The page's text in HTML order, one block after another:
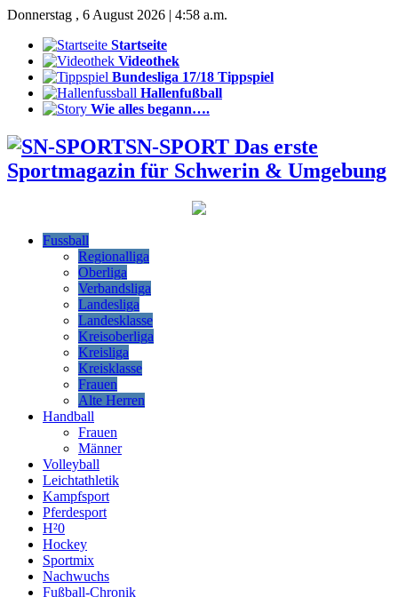
Donnerstag , 6 August 2026 | 4:58 a.m.
Startseite
Videothek
Bundesliga 17/18 Tippspiel
Hallenfußball
Wie alles begann….
SN-SPORT Das erste
Sportmagazin für Schwerin & Umgebung
Fussball
Regionalliga
Oberliga
Verbandsliga
Landesliga
Landesklasse
Kreisoberliga
Kreisliga
Kreisklasse
Frauen
Alte Herren
Handball
Frauen
Männer
Volleyball
Leichtathletik
Kampfsport
Pferdesport
H²0
Hockey
Sportmix
Nachwuchs
Fußball-Chronik